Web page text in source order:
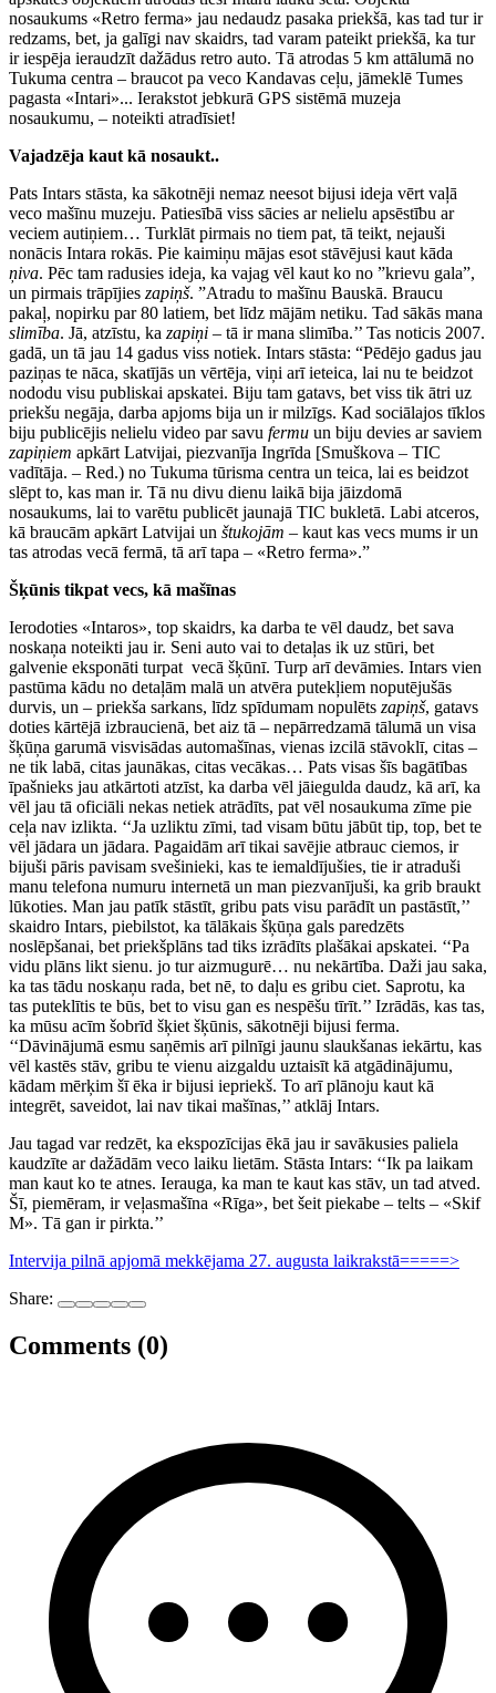
nosaukums «Retro ferma» jau nedaudz pasaka priekšā, kas tad tur ir
redzams, bet, ja galīgi nav skaidrs, tad varam pateikt priekšā, ka tur
ir iespēja ieraudzīt dažādus retro auto. Tā atrodas 5 km attālumā no
Tukuma centra – braucot pa veco Kandavas ceļu, jāmeklē Tumes
pagasta «Intari»... Ierakstot jebkurā GPS sistēmā muzeja
nosaukumu, – noteikti atradīsiet!
Vajadzēja kaut kā nosaukt..
Pats Intars stāsta, ka sākotnēji nemaz neesot bijusi ideja vērt vaļā
veco mašīnu muzeju. Patiesībā viss sācies ar nelielu apsēstību ar
veciem autiņiem… Turklāt pirmais no tiem pat, tā teikt, nejauši
nonācis Intara rokās. Pie kaimiņu mājas esot stāvējusi kaut kāda
ņiva. Pēc tam radusies ideja, ka vajag vēl kaut ko no ”krievu gala”,
un pirmais trāpījies zapiņš. ”Atradu to mašīnu Bauskā. Braucu
pakaļ, nopirku par 80 latiem, bet līdz mājām netiku. Tad sākās mana
slimība. Jā, atzīstu, ka zapiņi – tā ir mana slimība.’’ Tas noticis 2007.
gadā, un tā jau 14 gadus viss notiek. Intars stāsta: “Pēdējo gadus jau
paziņas te nāca, skatījās un vērtēja, viņi arī ieteica, lai nu te beidzot
nododu visu publiskai apskatei. Biju tam gatavs, bet viss tik ātri uz
priekšu negāja, darba apjoms bija un ir milzīgs. Kad sociālajos tīklos
biju publicējis nelielu video par savu fermu un biju devies ar saviem
zapiņiem apkārt Latvijai, piezvanīja Ingrīda [Smuškova – TIC
vadītāja. – Red.) no Tukuma tūrisma centra un teica, lai es beidzot
slēpt to, kas man ir. Tā nu divu dienu laikā bija jāizdomā
nosaukums, lai to varētu publicēt jaunajā TIC bukletā. Labi atceros,
kā braucām apkārt Latvijai un štukojām – kaut kas vecs mums ir un
tas atrodas vecā fermā, tā arī tapa – «Retro ferma».”
Šķūnis tikpat vecs, kā mašīnas
Ierodoties «Intaros», top skaidrs, ka darba te vēl daudz, bet sava
noskaņa noteikti jau ir. Seni auto vai to detaļas ik uz stūri, bet
galvenie eksponāti turpat vecā šķūnī. Turp arī devāmies. Intars vien
pastūma kādu no detaļām malā un atvēra putekļiem noputējušās
durvis, un – priekša sarkans, līdz spīdumam nopulēts zapiņš, gatavs
doties kārtējā izbraucienā, bet aiz tā – nepārredzamā tālumā un visa
šķūņa garumā visvisādas automašīnas, vienas izcilā stāvoklī, citas –
ne tik labā, citas jaunākas, citas vecākas… Pats visas šīs bagātības
īpašnieks jau atkārtoti atzīst, ka darba vēl jāiegulda daudz, kā arī, ka
vēl jau tā oficiāli nekas netiek atrādīts, pat vēl nosaukuma zīme pie
ceļa nav izlikta. ‘‘Ja uzliktu zīmi, tad visam būtu jābūt tip, top, bet te
vēl jādara un jādara. Pagaidām arī tikai savējie atbrauc ciemos, ir
bijuši pāris pavisam svešinieki, kas te iemaldījušies, tie ir atraduši
manu telefona numuru internetā un man piezvanījuši, ka grib braukt
lūkoties. Man jau patīk stāstīt, gribu pats visu parādīt un pastāstīt,’’
skaidro Intars, piebilstot, ka tālākais šķūņa gals paredzēts
noslēpšanai, bet priekšplāns tad tiks izrādīts plašākai apskatei. ‘‘Pa
vidu plāns likt sienu. jo tur aizmugurē… nu nekārtība. Daži jau saka,
ka tas tādu noskaņu rada, bet nē, to daļu es gribu ciet. Saprotu, ka
tas puteklītis te būs, bet to visu gan es nespēšu tīrīt.’’ Izrādās, kas tas,
ka mūsu acīm šobrīd šķiet šķūnis, sākotnēji bijusi ferma.
‘‘Dāvinājumā esmu saņēmis arī pilnīgi jaunu slaukšanas iekārtu, kas
vēl kastēs stāv, gribu te vienu aizgaldu uztaisīt kā atgādinājumu,
kādam mērķim šī ēka ir bijusi iepriekš. To arī plānoju kaut kā
integrēt, saveidot, lai nav tikai mašīnas,’’ atklāj Intars.
Jau tagad var redzēt, ka ekspozīcijas ēkā jau ir savākusies paliela
kaudzīte ar dažādām veco laiku lietām. Stāsta Intars: ‘‘Ik pa laikam
man kaut ko te atnes. Ierauga, ka man te kaut kas stāv, un tad atved.
Šī, piemēram, ir veļasmašīna «Rīga», bet šeit piekabe – telts – «Skif
M». Tā gan ir pirkta.’’
Intervija pilnā apjomā mekkējama 27. augusta laikrakstā=====>
Share:
Comments (0)